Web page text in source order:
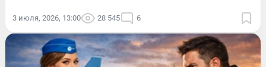
3 июля, 2026, 13:00 28 545 6